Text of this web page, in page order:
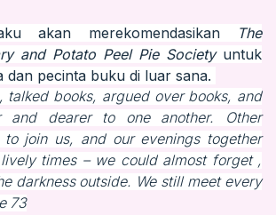
akan merekomendasikan
The
and Potato Peel Pie Society untuk
dan pecinta buku di luar sana.
talked books, argued over books, and
and dearer to one another. Other
to join us, and our evenings together
times – we could almost forget ,
darkness outside. We still meet every
73